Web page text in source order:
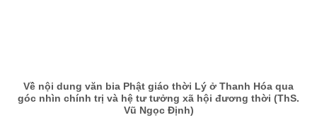
Về nội dung văn bia Phật giáo thời Lý ở Thanh Hóa qua
góc nhìn chính trị và hệ tư tưởng xã hội đương thời (ThS.
Vũ Ngọc Định)